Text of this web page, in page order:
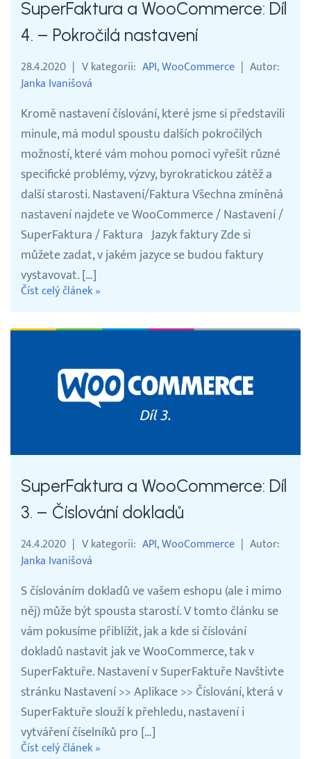
SuperFaktura a WooCommerce: Díl
4. – Pokročilá nastavení
28.4.2020 V kategorii API WooCommerce
Autor
Janka Ivanišová
Kromě nastavení číslování, které jsme si představili
minule, má modul spoustu dalších pokročilých
možností, které vám mohou pomoci vyřešit různé
specifické problémy, výzvy, byrokratickou zátěž a
další starosti. Nastavení/Faktura Všechna zmíněná
nastavení najdete ve WooCommerce / Nastavení /
SuperFaktura / Faktura Jazyk faktury Zde si
můžete zadat, v jakém jazyce se budou faktury
vystavovat. […]
Číst celý článek »
SuperFaktura a WooCommerce: Díl
3. – Číslování dokladů
24.4.2020 V kategorii API WooCommerce
Autor
Janka Ivanišová
S číslováním dokladů ve vašem eshopu (ale i mimo
něj) může být spousta starostí. V tomto článku se
vám pokusíme přiblížit, jak a kde si číslování
dokladů nastavit jak ve WooCommerce, tak v
SuperFaktuře. Nastavení v SuperFaktuře Navštivte
stránku Nastavení >> Aplikace >> Číslování, která v
SuperFaktuře slouží k přehledu, nastavení i
vytváření číselníků pro […]
Číst celý článek »